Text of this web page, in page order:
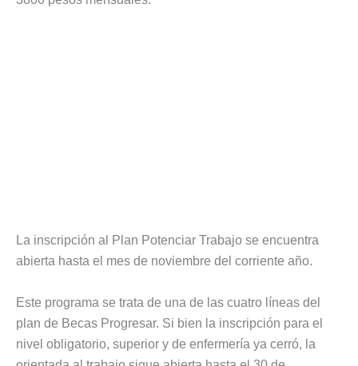
La inscripción al Plan Potenciar Trabajo se encuentra
abierta hasta el mes de noviembre del corriente año.
Este programa se trata de una de las cuatro líneas del
plan de Becas Progresar. Si bien la inscripción para el
nivel obligatorio, superior y de enfermería ya cerró, la